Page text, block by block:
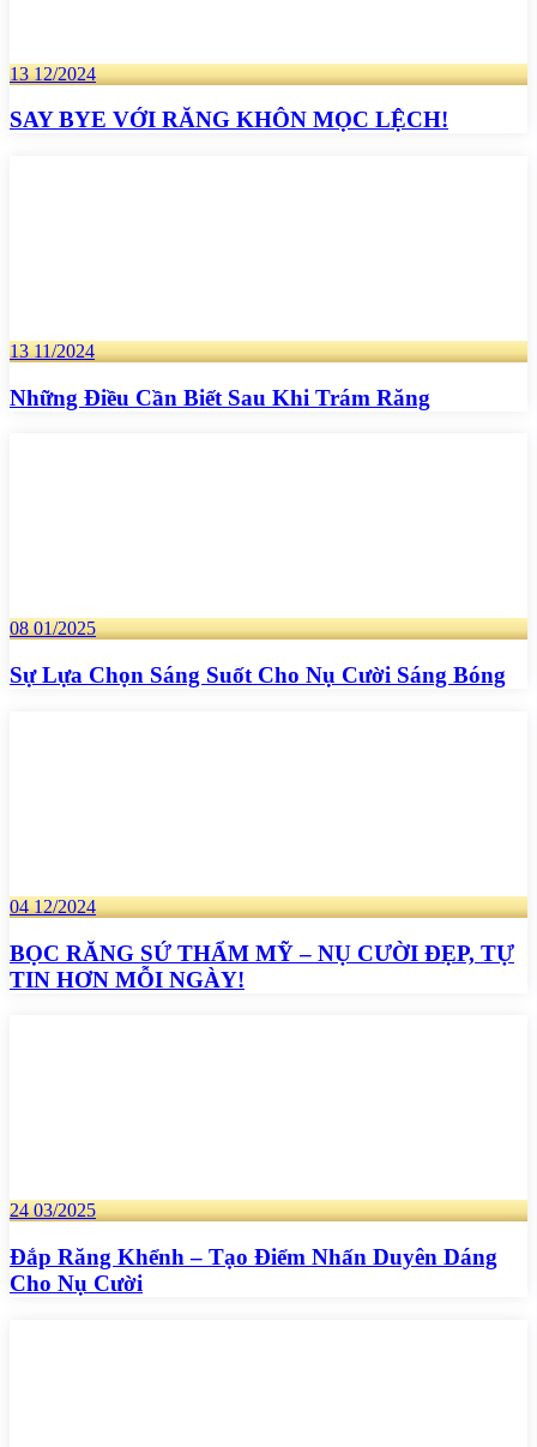
13 12/2024
SAY BYE VỚI RĂNG KHÔN MỌC LỆCH!
13 11/2024
Những Điều Cần Biết Sau Khi Trám Răng
08 01/2025
Sự Lựa Chọn Sáng Suốt Cho Nụ Cười Sáng Bóng
04 12/2024
BỌC RĂNG SỨ THẨM MỸ – NỤ CƯỜI ĐẸP, TỰ
TIN HƠN MỖI NGÀY!
24 03/2025
Đắp Răng Khểnh – Tạo Điểm Nhấn Duyên Dáng
Cho Nụ Cười